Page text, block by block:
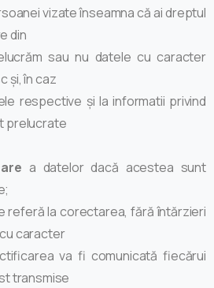
vizate înseamna că ai dreptul
din
sau nu datele cu caracter
și, în caz
respective și la informatii privind
prelucrate
a datelor dacă acestea sunt
referă la corectarea, fără întărzieri
caracter
va fi comunicată fiecărui
transmise